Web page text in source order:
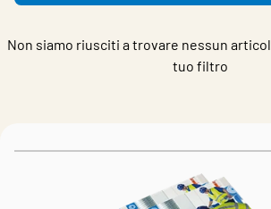
Non siamo riusciti a trovare nessun
tuo filtro